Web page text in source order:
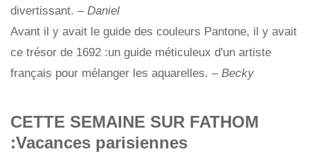
divertissant. – Daniel
Avant il y avait le guide des couleurs Pantone, il y avait
ce trésor de 1692 :un guide méticuleux d'un artiste
français pour mélanger les aquarelles. – Becky
CETTE SEMAINE SUR FATHOM
:Vacances parisiennes